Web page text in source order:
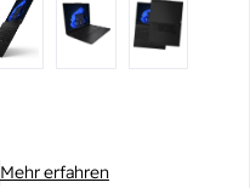
Mehr erfahren